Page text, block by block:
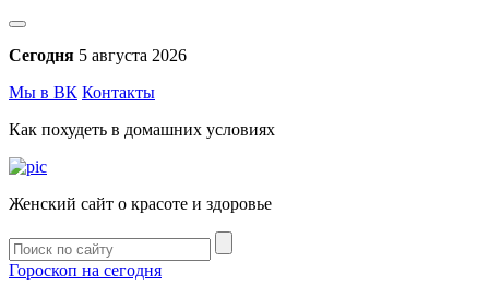
Сегодня 5 августа 2026
Мы в ВК Контакты
Как похудеть в домашних условиях
Женский сайт о красоте и здоровье
Гороскоп на сегодня